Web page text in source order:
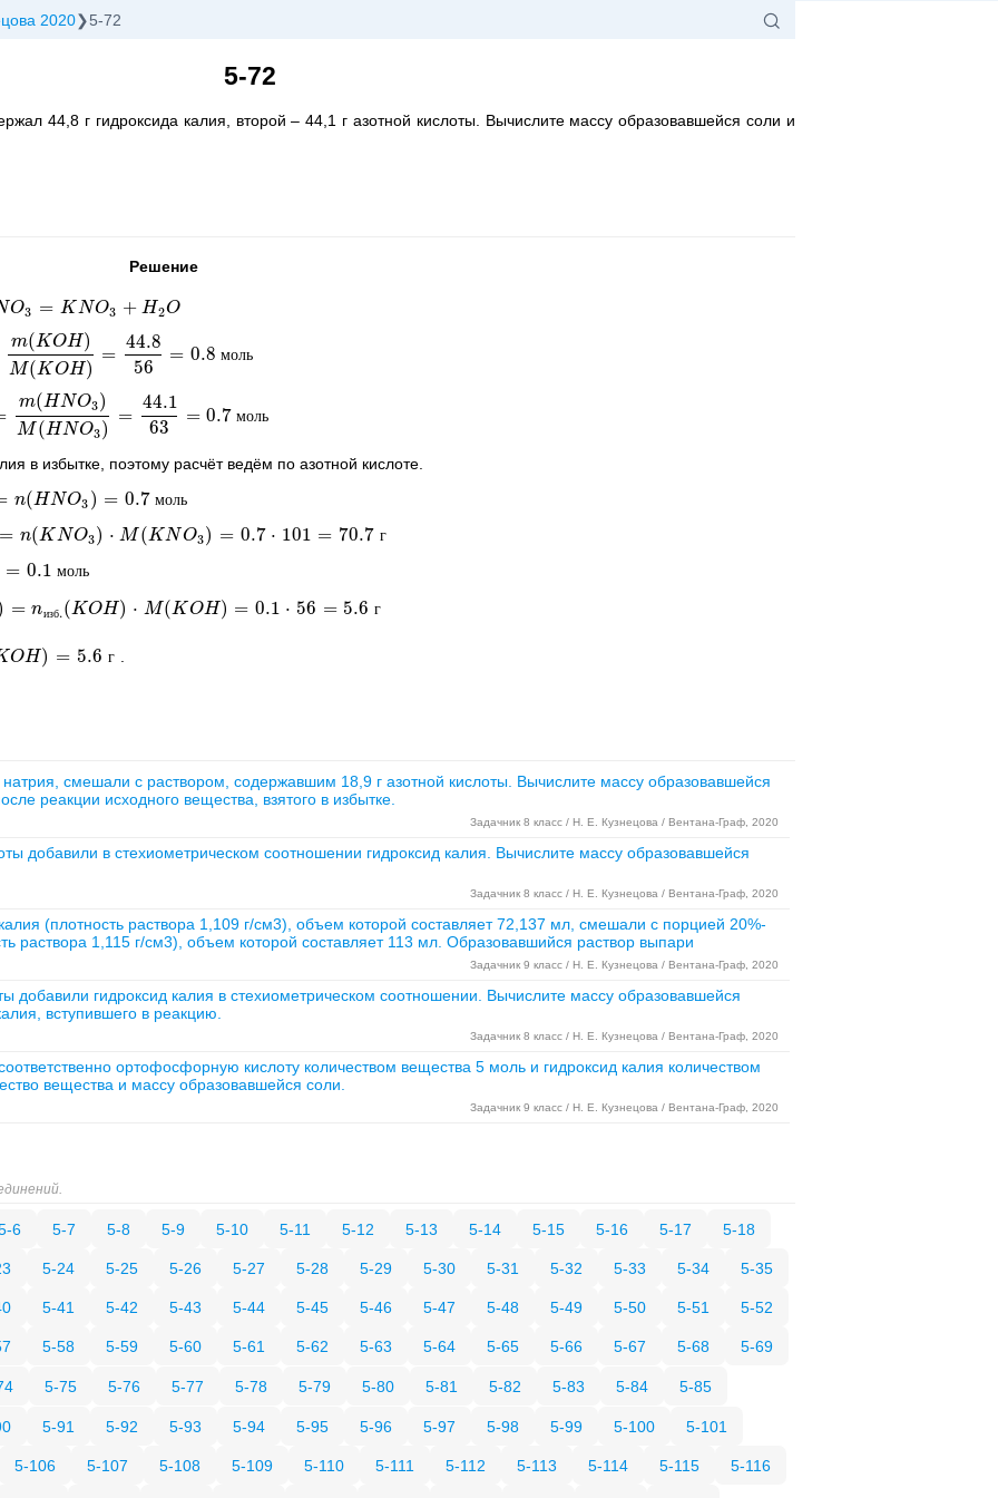
2020 5-72
5-72
44,8 г гидроксида калия, второй – 44,1 г азотной кислоты. Вычислите массу образовавшейся соли и
OH) = 5.6 г
OH)=5.6г
Решение
O3 = KNO3 + H2O
NO +H 2O
m(KOH)
M(KOH)
=
44.8
56
= 0.8 моль
H)M(KOH)=44.8 56=0.8 моль
m(HNO3)
M (HNO3)
=
44.1
63
= 0.7 моль
NO3)M(HNO3) =44.163= 0.7 моль
в избытке, поэтому расчёт ведём по азотной кислоте.
n(HNO3 ) = 0.7 моль
N O3)=0.7моль
= n(KNO3) ⋅ M (KNO3) = 0.7 ⋅ 101 = 70.7 г
KN O3)⋅M(KNO3 )=0.7⋅101=70.7
= 0.1 моль
моль
= nизб.(KOH) ⋅ M(KOH) = 0.1 ⋅ 56 = 5.6 г
n изб.(KO H)⋅M(KO H =0.1⋅56=5.6
смешали с раствором, содержавшим 18,9 г азотной кислоты. Вычислите массу образовавшейся
реакции исходного вещества, взятого в избытке.
Задачник 8 класс / Н. Е. Кузнецова / Вентана-Граф, 2020
добавили в стехиометрическом соотношении гидроксид калия. Вычислите массу образовавшейся
Задачник 8 класс / Н. Е. Кузнецова / Вентана-Граф, 2020
(плотность раствора 1,109 г/см3), объем которой составляет 72,137 мл, смешали с порцией 20%-
раствора 1,115 г/см3), объем которой составляет 113 мл. Образовавшийся раствор выпари
Задачник 9 класс / Н. Е. Кузнецова / Вентана-Граф, 2020
добавили гидроксид калия в стехиометрическом соотношении. Вычислите массу образовавшейся
вступившего в реакцию.
Задачник 8 класс / Н. Е. Кузнецова / Вентана-Граф, 2020
ортофосфорную кислоту количеством вещества 5 моль и гидроксид калия количеством
вещества и массу образовавшейся соли.
Задачник 9 класс / Н. Е. Кузнецова / Вентана-Граф, 2020
6 5-7 5-8 5-9 5-10 5-11 5-12 5-13 5-14 5-15 5-16 5-17 5-18
5-24 5-25 5-26 5-27 5-28 5-29 5-30 5-31 5-32 5-33 5-34 5-35
5-41 5-42 5-43 5-44 5-45 5-46 5-47 5-48 5-49 5-50 5-51 5-52
5-58 5-59 5-60 5-61 5-62 5-63 5-64 5-65 5-66 5-67 5-68 5-69
5-75 5-76 5-77 5-78 5-79 5-80 5-81 5-82 5-83 5-84 5-85
5-91 5-92 5-93 5-94 5-95 5-96 5-97 5-98 5-99 5-100 5-101
5-106 5-107 5-108 5-109 5-110 5-111 5-112 5-113 5-114 5-115 5-116